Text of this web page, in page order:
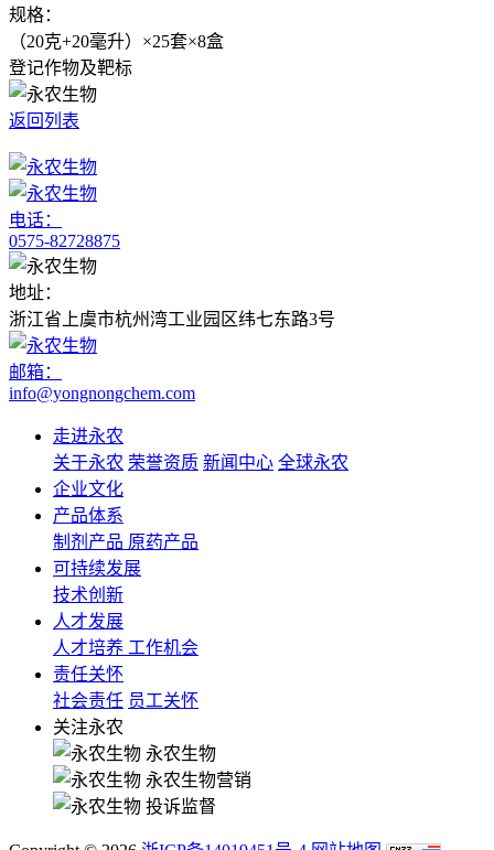
规格：
（20克+20毫升）×25套×8盒
登记作物及靶标
返回列表
电话：
0575-82728875
地址：
浙江省上虞市杭州湾工业园区纬七东路3号
邮箱：
info@yongnongchem.com
走进永农
关于永农 荣誉资质 新闻中心 全球永农
企业文化
产品体系
制剂产品 原药产品
可持续发展
技术创新
人才发展
人才培养 工作机会
责任关怀
社会责任 员工关怀
关注永农
永农生物
永农生物营销
投诉监督